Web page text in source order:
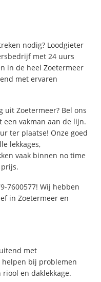
nodig? Loodgieter
met 24 uurs
in de heel Zoetermeer
met ervaren
uit Zoetermeer? Bel ons
een vakman aan de lijn.
ter plaatse! Onze goed
lekkages,
vaak binnen no time
7600577! Wij hebben
in Zoetermeer en
met
helpen bij problemen
riool en daklekkage.